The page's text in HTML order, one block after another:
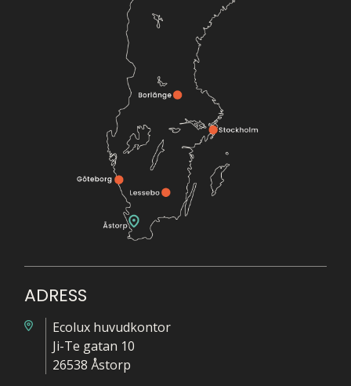
ADRESS
Ecolux huvudkontor
Ji-Te gatan 10
26538 Åstorp